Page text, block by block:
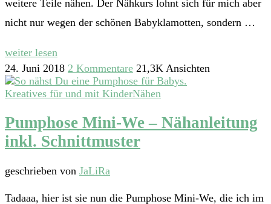
weitere Teile nähen. Der Nähkurs lohnt sich für mich aber
nicht nur wegen der schönen Babyklamotten, sondern …
weiter lesen
24. Juni 2018 2 Kommentare 21,3K Ansichten
Kreatives für und mit KinderNähen
Pumphose Mini-We – Nähanleitung
inkl. Schnittmuster
geschrieben von JaLiRa
Tadaaa, hier ist sie nun die Pumphose Mini-We, die ich im